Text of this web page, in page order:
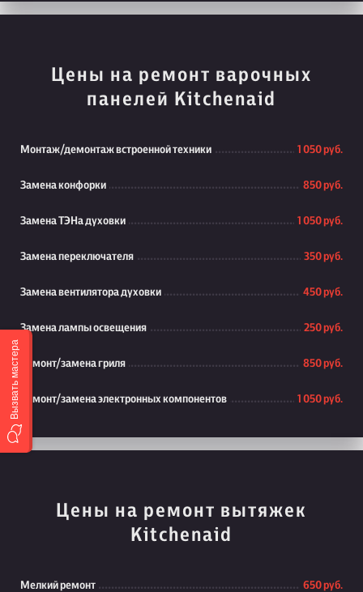
Цены на ремонт варочных
панелей Kitchenaid
Монтаж/демонтаж встроенной техники 1 050 руб.
Замена конфорки 850 руб.
Замена ТЭНа духовки 1 050 руб.
Замена переключателя 350 руб.
Замена вентилятора духовки 450 руб.
Замена лампы освещения 250 руб.
Ремонт/замена гриля 850 руб.
Ремонт/замена электронных компонентов 1 050 руб.
Цены на ремонт вытяжек
Kitchenaid
Мелкий ремонт 650 руб.
Вызвать мастера